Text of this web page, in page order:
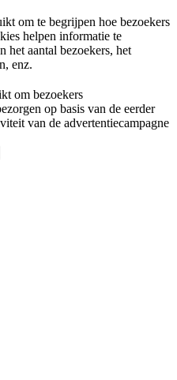
om te begrijpen hoe bezoekers
helpen informatie te
het aantal bezoekers, het
enz.
om bezoekers
op basis van de eerder
van de advertentiecampagne